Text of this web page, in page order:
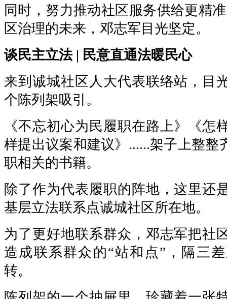
同时，努力推动社区服务供给更精
区治理的未来，邓志军目光坚定。
谈民主立法 | 民意直通法暖民心
来到诚城社区人大代表联络站，目
个陈列架吸引。
《不忘初心为民履职在路上》《怎
样提出议案和建议》......架子上整整
职相关的书籍。
除了作为代表履职的阵地，这里还
基层立法联系点诚城社区所在地。
为了更好地联系群众，邓志军把社
造成联系群众的“站和点”，隔三
转。